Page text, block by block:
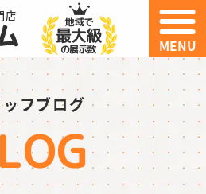
店
MENU
フブログ